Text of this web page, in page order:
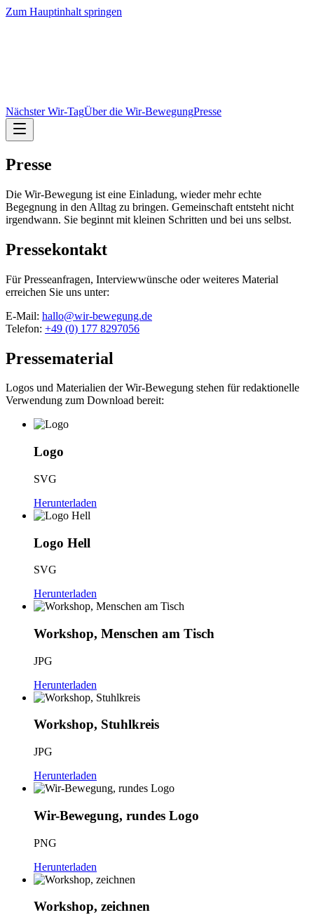
Zum Hauptinhalt springen
Nächster Wir-TagÜber die Wir-BewegungPresse
Presse
Die Wir-Bewegung ist eine Einladung, wieder mehr echte
Begegnung in den Alltag zu bringen. Gemeinschaft entsteht nicht
irgendwann. Sie beginnt mit kleinen Schritten und bei uns selbst.
Pressekontakt
Für Presseanfragen, Interviewwünsche oder weiteres Material
erreichen Sie uns unter:
E-Mail: hallo@wir-bewegung.de
Telefon: +49 (0) 177 8297056
Pressematerial
Logos und Materialien der Wir-Bewegung stehen für redaktionelle
Verwendung zum Download bereit:
Logo
SVG
Herunterladen
Logo Hell
SVG
Herunterladen
Workshop, Menschen am Tisch
JPG
Herunterladen
Workshop, Stuhlkreis
JPG
Herunterladen
Wir-Bewegung, rundes Logo
PNG
Herunterladen
Workshop, zeichnen